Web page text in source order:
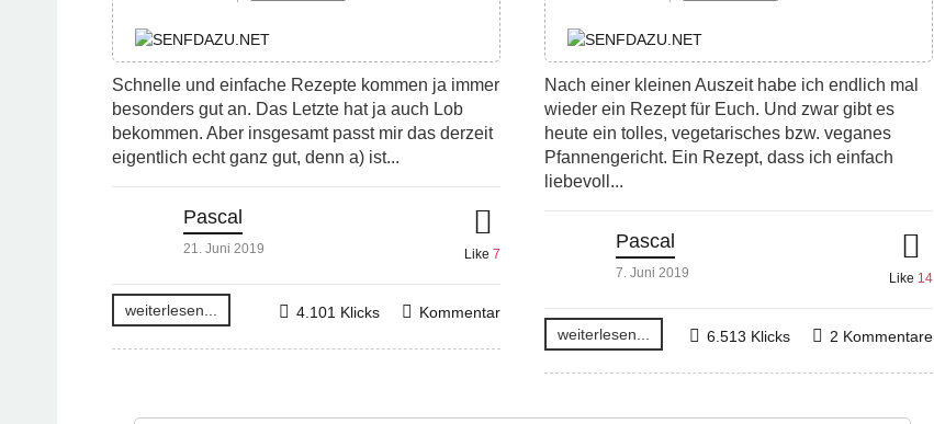
Schnelle und einfache Rezepte kommen ja immer
besonders gut an. Das Letzte hat ja auch Lob
bekommen. Aber insgesamt passt mir das derzeit
eigentlich echt ganz gut, denn a) ist...
Pascal
21. Juni 2019 Like 7
weiterlesen... Kommentar
4.101 Klicks
Nach einer kleinen Auszeit habe ich endlich mal
wieder ein Rezept für Euch. Und zwar gibt es
heute ein tolles, vegetarisches bzw. veganes
Pfannengericht. Ein Rezept, dass ich einfach
liebevoll...
Pascal
7. Juni 2019 Like 14
weiterlesen... 2 Kommentare
6.513 Klicks